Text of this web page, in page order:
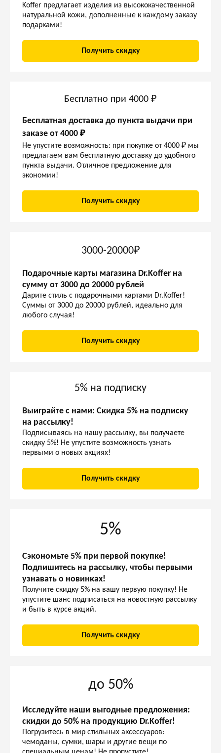
Koffer предлагает изделия из высококачественной
натуральной кожи, дополненные к каждому заказу
подарками!
Получить скидку
Бесплатно при 4000 ₽
Бесплатная доставка до пункта выдачи при
заказе от 4000 ₽
Не упустите возможность: при покупке от 4000 ₽ мы
предлагаем вам бесплатную доставку до удобного
пункта выдачи. Отличное предложение для
экономии!
Получить скидку
3000-20000₽
Подарочные карты магазина Dr.Koffer на
сумму от 3000 до 20000 рублей
Дарите стиль с подарочными картами Dr.Koffer!
Суммы от 3000 до 20000 рублей, идеально для
любого случая!
Получить скидку
5% на подписку
Выиграйте с нами: Скидка 5% на подписку
на рассылку!
Подписываясь на нашу рассылку, вы получаете
скидку 5%! Не упустите возможность узнать
первыми о новых акциях!
Получить скидку
5%
Сэкономьте 5% при первой покупке!
Подпишитесь на рассылку, чтобы первыми
узнавать о новинках!
Получите скидку 5% на вашу первую покупку! Не
упустите шанс подписаться на новостную рассылку
и быть в курсе акций.
Получить скидку
до 50%
Исследуйте наши выгодные предложения:
скидки до 50% на продукцию Dr.Koffer!
Погрузитесь в мир стильных аксессуаров:
чемоданы, сумки, шары и другие вещи по